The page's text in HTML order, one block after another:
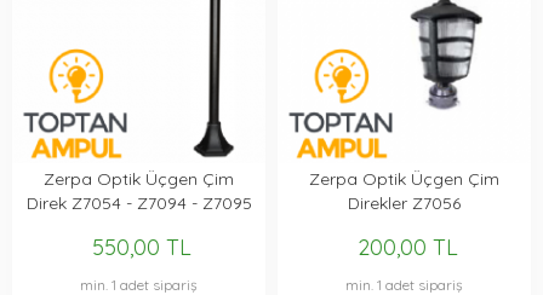
Zerpa Optik Üçgen Çim
Direk Z7054 - Z7094 - Z7095
550,00 TL
min. 1 adet sipariş
Zerpa Optik Üçgen Çim
Direkler Z7056
200,00 TL
min. 1 adet sipariş